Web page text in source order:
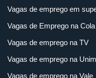
Vagas de emprego em
Vagas de Emprego na
Vagas de emprego na TV
Vagas de emprego na
Vagas de emprego na Vale